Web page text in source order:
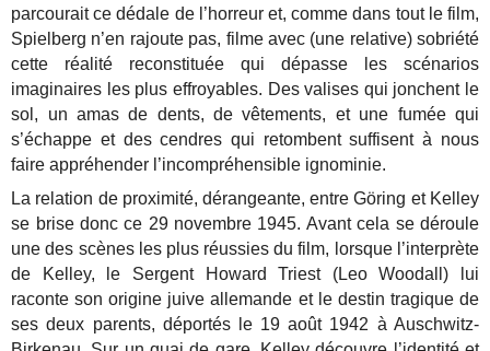
parcourait ce dédale de l’horreur et, comme dans tout le film,
Spielberg n’en rajoute pas, filme avec (une relative) sobriété
cette réalité reconstituée qui dépasse les scénarios
imaginaires les plus effroyables. Des valises qui jonchent le
sol, un amas de dents, de vêtements, et une fumée qui
s’échappe et des cendres qui retombent suffisent à nous
faire appréhender l’incompréhensible ignominie.
La relation de proximité, dérangeante, entre Göring et Kelley
se brise donc ce 29 novembre 1945. Avant cela se déroule
une des scènes les plus réussies du film, lorsque l’interprète
de Kelley, le Sergent Howard Triest (Leo Woodall) lui
raconte son origine juive allemande et le destin tragique de
ses deux parents, déportés le 19 août 1942 à Auschwitz-